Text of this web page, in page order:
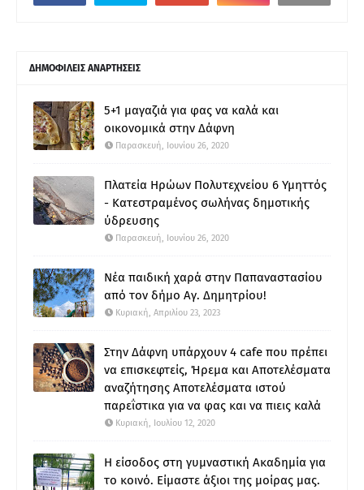
ΔΗΜΟΦΙΛΕΙΣ ΑΝΑΡΤΗΣΕΙΣ
5+1 μαγαζιά για φας να καλά και
οικονομικά στην Δάφνη
Παρασκευή, Ιουνίου 26, 2020
Πλατεία Ηρώων Πολυτεχνείου 6 Υμηττός
- Κατεστραμένος σωλήνας δημοτικής
ύδρευσης
Παρασκευή, Ιουνίου 26, 2020
Νέα παιδική χαρά στην Παπαναστασίου
από τον δήμο Αγ. Δημητρίου!
Κυριακή, Απριλίου 23, 2023
Στην Δάφνη υπάρχουν 4 cafe που πρέπει
να επισκεφτείς, Ήρεμα και Αποτελέσματα
αναζήτησης Αποτελέσματα ιστού
παρεΐστικα για να φας και να πιεις καλά
Κυριακή, Ιουλίου 12, 2020
Η είσοδος στη γυμναστική Ακαδημία για
το κοινό. Είμαστε άξιοι της μοίρας μας.